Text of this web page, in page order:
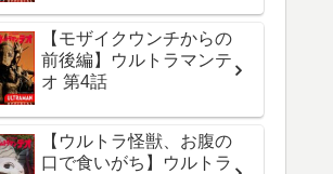
【モザイクウンチからの
前後編】ウルトラマンテ
オ 第4話
【ウルトラ怪獣、お腹の
口で食いがち】ウルトラ